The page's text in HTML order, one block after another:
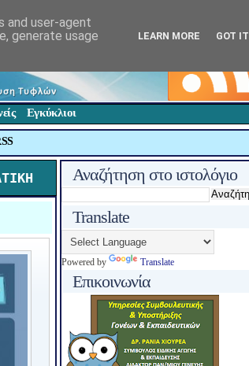
Εγκύκλιοι
Αναζήτηση στο ιστολόγιο
Translate
Powered by Translate
Επικοινωνία
and user-agent
generate usage
LEARN MORE GOT IT